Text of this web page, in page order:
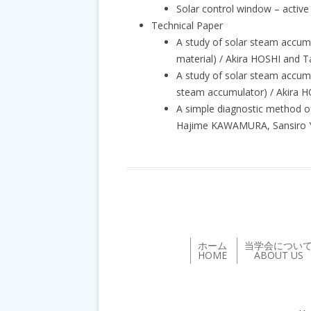
Solar control window –
Technical Paper
A study of solar steam
material) / Akira HOSHI and
A study of solar steam
steam accumulator) / Akira
A simple diagnostic method
Hajime KAWAMURA,
ホーム
HOME
当学会につい
ABOUT US